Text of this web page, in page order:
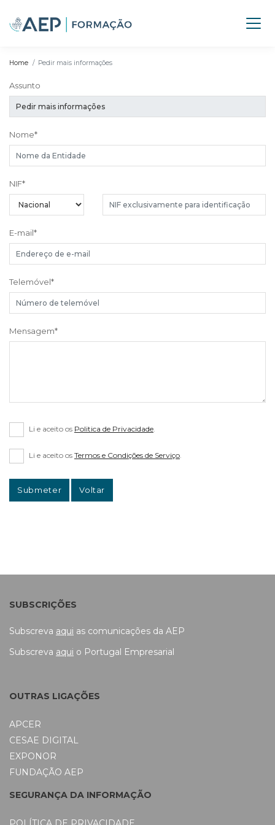
Home Pedir mais informações
Assunto
Nome*
NIF*
E-mail*
Telemóvel*
Mensagem*
Li e aceito os Politica de Privacidade.
Li e aceito os Termos e Condições de Serviço
Submeter Voltar
SUBSCRIÇÕES
Subscreva aqui as comunicações da AEP
Subscreva aqui o Portugal Empresarial
OUTRAS LIGAÇÕES
APCER
CESAE DIGITAL
EXPONOR
FUNDAÇÃO AEP
SEGURANÇA DA INFORMAÇÃO